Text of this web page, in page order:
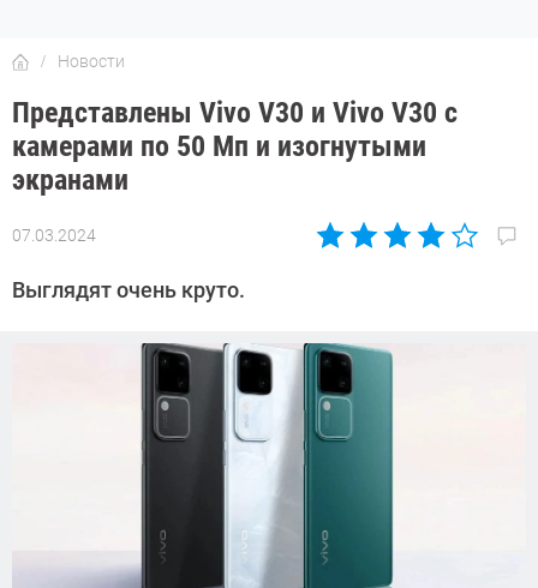
Новости
Представлены Vivo V30 и Vivo V30 с
камерами по 50 Мп и изогнутыми
экранами
07.03.2024
Автор:
Довлатова
Выглядят очень круто.